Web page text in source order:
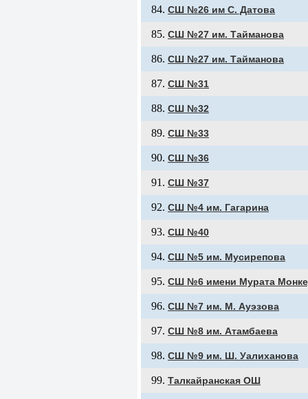
СШ №26 им С. Датова
СШ №27 им. Тайманова
СШ №27 им. Тайманова
СШ №31
СШ №32
СШ №33
СШ №36
СШ №37
СШ №4 им. Гагарина
СШ №40
СШ №5 им. Мусирепова
СШ №6 имени Мурата
СШ №7 им. М. Ауэзова
СШ №8 им. Атамбаева
СШ №9 им. Ш. Уалиханова
Талкайранская ОШ